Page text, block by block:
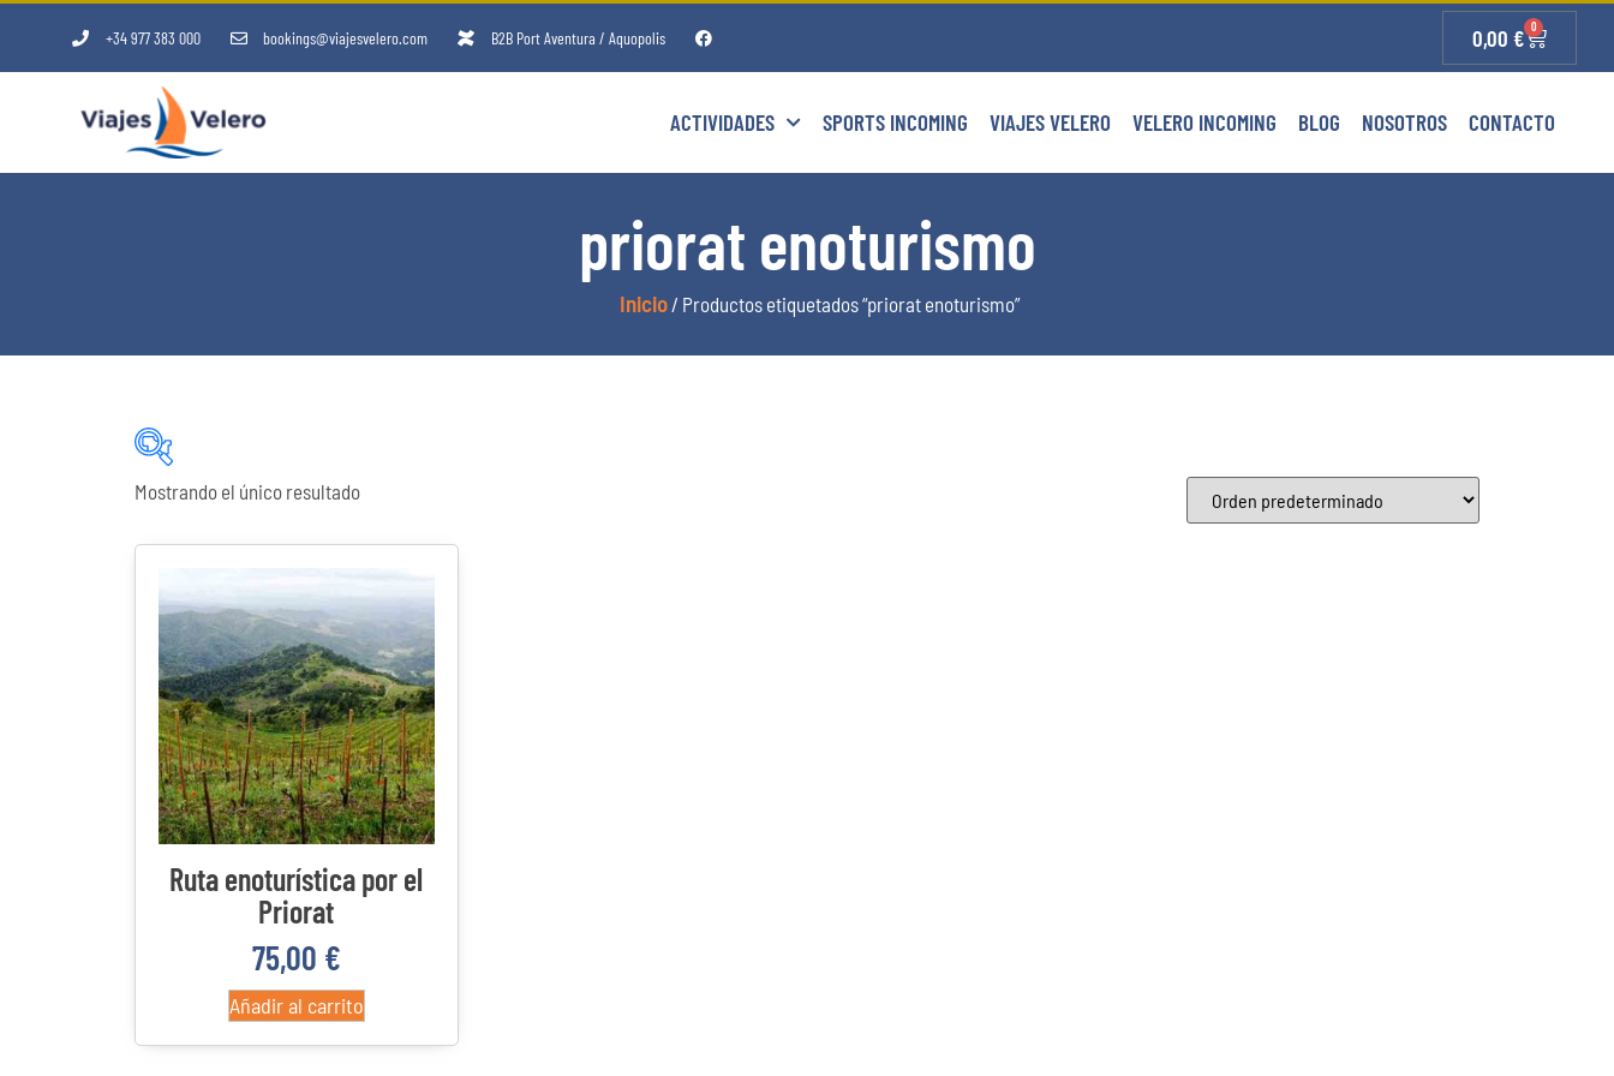
+34 977 383 000 bookings@viajesvelero.com B2B Port Aventura / Aquopolis 0,00€ 0
ACTIVIDADES SPORTS INCOMING VIAJES VELERO VELERO INCOMING BLOG NOSOTROS CONTACTO
priorat enoturismo
Inicio/ Productos etiquetados “priorat enoturismo”
4 3
Mostrando el único resultado
Ruta enoturística por el
Priorat
75,00 €
Añadir al carrito